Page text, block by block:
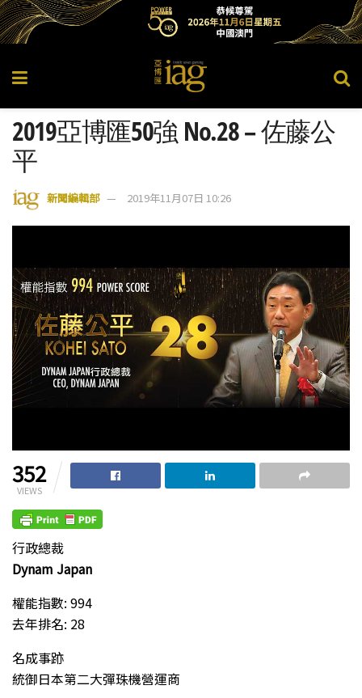
2019亞博匯50強 No.28 – 佐藤公
平
新聞編輯部 2019年11月07日 10:26
352
VIEWS
行政總裁
Dynam Japan
權能指數: 994
去年排名: 28
名成事跡
統御日本第二大彈珠機營運商